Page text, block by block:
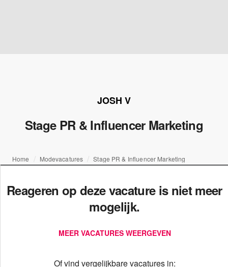
JOSH V
Stage PR & Influencer Marketing
Home Modevacatures Stage PR & Influencer Marketing
Reageren op deze vacature is niet meer
mogelijk.
MEER VACATURES WEERGEVEN
Of vind vergelijkbare vacatures in: